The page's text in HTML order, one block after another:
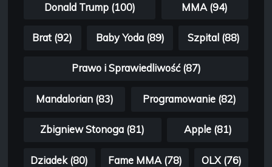
Donald Trump (100) MMA (94)
Brat (92) Baby Yoda (89) Szpital (88)
Prawo i Sprawiedliwość (87)
Mandalorian (83) Programowanie (82)
Zbigniew Stonoga (81) Apple (81)
Dziadek (80) Fame MMA (78) OLX (76)